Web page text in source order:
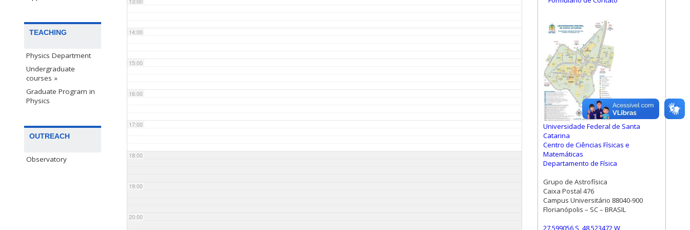
TEACHING
Physics Department
Undergraduate
courses »
Graduate Program in
Physics
OUTREACH
Observatory
14:00
15:00
16:00
17:00
18:00
19:00
20:00
Universidade Federal de Santa
Catarina
Centro de Ciências Físicas e
Matemáticas
Departamento de Física
Grupo de Astrofísica
Caixa Postal 476
Campus Universitário 88040-900
Florianópolis – SC – BRASIL
27.599056 S, 48.523472 W